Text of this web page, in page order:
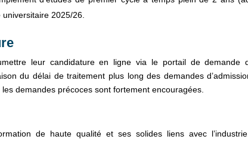
2025/26.
leur candidature en ligne via le portail de demande
du délai de traitement plus long des demandes
demandes précoces sont fortement encouragées.
de haute qualité et ses solides liens avec